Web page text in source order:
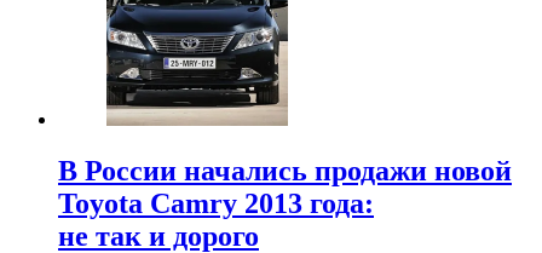
В России начались продажи новой
Toyota Camry 2013 года:
не так и дорого